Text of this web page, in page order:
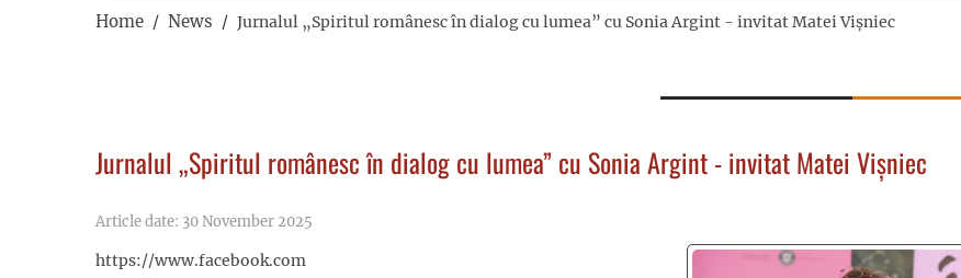
Home News Jurnalul „Spiritul românesc în dialog cu lumea” cu Sonia Argint - invitat Matei Vișniec
Jurnalul „Spiritul românesc în dialog cu lumea” cu Sonia Argint - invitat Matei Vișniec
Article date: 30 November 2025
https://www.facebook.com